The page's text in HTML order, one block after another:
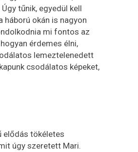
tűnik, egyedül kell
háború okán is nagyon
mi fontos az
érdemes élni,
lemeztelenedett
csodálatos képeket,
elődás tökéletes
úgy szeretett Mari.